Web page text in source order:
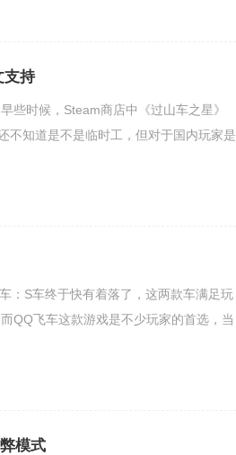
支持
些时候，Steam商店中《过山车之星》
不知道是不是临时工，但对于国内玩家是
：S车终于快有着落了，这两款车满足玩
QQ飞车这款游戏是不少玩家的首选，当
模式